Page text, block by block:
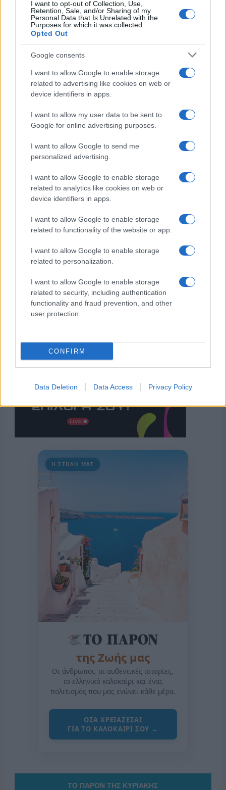
I want to opt-out of Collection, Use,
Retention, Sale, and/or Sharing of my
Personal Data that Is Unrelated with the
Purposes for which it was collected.
Opted Out
Google consents
I want to allow Google to enable storage
related to advertising like cookies on web or
device identifiers in apps.
I want to allow my user data to be sent to
Google for online advertising purposes.
I want to allow Google to send me
personalized advertising.
I want to allow Google to enable storage
related to analytics like cookies on web or
device identifiers in apps.
I want to allow Google to enable storage
related to functionality of the website or app.
I want to allow Google to enable storage
related to personalization.
I want to allow Google to enable storage
related to security, including authentication
functionality and fraud prevention, and other
user protection.
CONFIRM
Data Deletion Data Access Privacy Policy
Η ΣΤΗΛΗ ΜΑΣ
της Ζωής μας
Οι άνθρωποι, οι αυθεντικές ιστορίες,
το ελληνικό καλοκαίρι και ένας
πολιτισμός που μας ενώνει κάθε μέρα.
ΟΣΑ ΧΡΕΙΑΖΕΣΑΙ
ΓΙΑ ΤΟ ΚΑΛΟΚΑΙΡΙ ΣΟΥ →
ΤΟ ΠΑΡΟΝ ΤΗΣ ΚΥΡΙΑΚΗΣ